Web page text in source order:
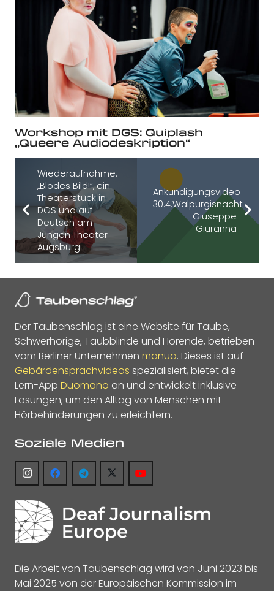
Workshop mit DGS: Quiplash
„Queere Audiodeskription“
Wiederaufnahme:
„Blödes Bild!“, ein
Theaterstück in
DGS und auf
Deutsch am
Jungen Theater
Augsburg
Ankündigungsvideo
30.4.Walpurgisnacht
Giuseppe
Giuranna
Der Taubenschlag ist eine Website für Taube,
Schwerhörige, Taubblinde und Hörende, betrieben
vom Berliner Unternehmen manua. Dieses ist auf
Gebärdensprachvideos spezialisiert, bietet die
Lern-App Duomano an und entwickelt inklusive
Lösungen, um den Alltag von Menschen mit
Hörbehinderungen zu erleichtern.
Soziale Medien
Die Arbeit von Taubenschlag wird von Juni 2023 bis
Mai 2025 von der Europäischen Kommission im